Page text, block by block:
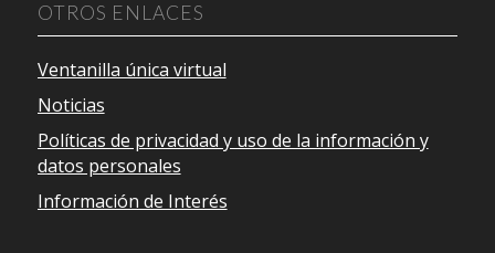
OTROS ENLACES
Ventanilla única virtual
Noticias
Políticas de privacidad y uso de la información y
datos personales
Información de Interés